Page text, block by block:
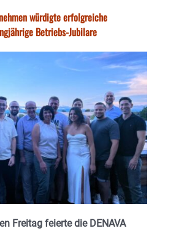
würdigte erfolgreiche
Betriebs-Jubilare
Freitag feierte die DENAVA